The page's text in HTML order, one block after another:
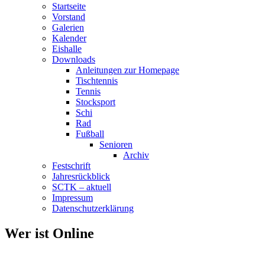
Startseite
Vorstand
Galerien
Kalender
Eishalle
Downloads
Anleitungen zur Homepage
Tischtennis
Tennis
Stocksport
Schi
Rad
Fußball
Senioren
Archiv
Festschrift
Jahresrückblick
SCTK – aktuell
Impressum
Datenschutzerklärung
Wer ist Online